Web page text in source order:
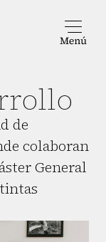
de
colaboran
General